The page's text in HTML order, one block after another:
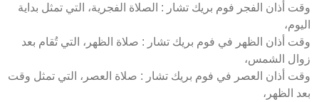
وقت أذان الفجر فوم بريك تشار : الصلاة الفجرية، التي تمثل بداية
اليوم،
وقت أذان الظهر في فوم بريك تشار : صلاة الظهر، التي تُقام بعد
زوال الشمس،
وقت أذان العصر في فوم بريك تشار : صلاة العصر، التي تمثل وقت
بعد الظهر،